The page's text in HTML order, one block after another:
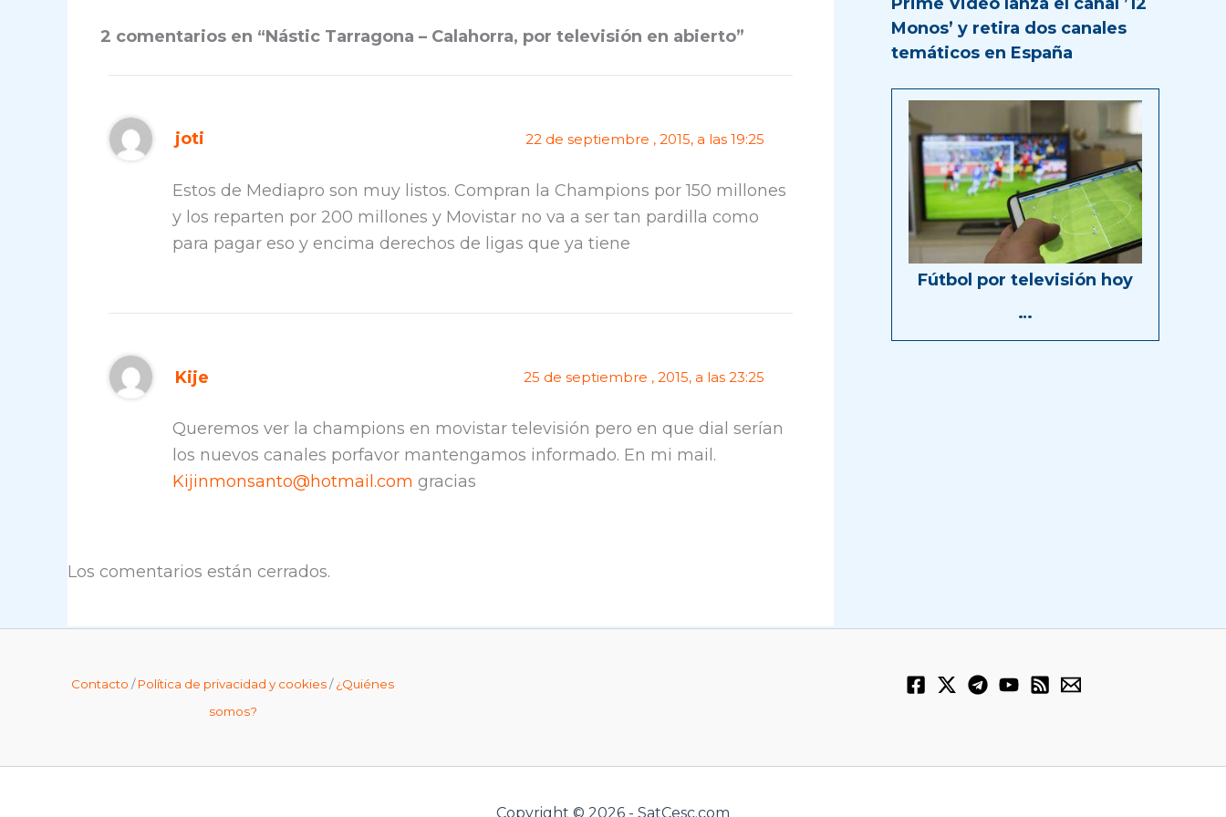
2 comentarios en “Nástic Tarragona – Calahorra, por televisión en abierto”
joti 22 de septiembre , 2015, a las 19:25
Estos de Mediapro son muy listos. Compran la Champions por 150 millones
y los reparten por 200 millones y Movistar no va a ser tan pardilla como
para pagar eso y encima derechos de ligas que ya tiene
Kije 25 de septiembre , 2015, a las 23:25
Queremos ver la champions en movistar televisión pero en que dial serían
los nuevos canales porfavor mantengamos informado. En mi mail.
Kijinmonsanto@hotmail.com gracias
Los comentarios están cerrados.
Monos’ y retira dos canales
temáticos en España
Fútbol por televisión hoy
…
Contacto /Política de privacidad y cookies/¿Quiénes
somos?
Copyright © 2026 - SatCesc.com